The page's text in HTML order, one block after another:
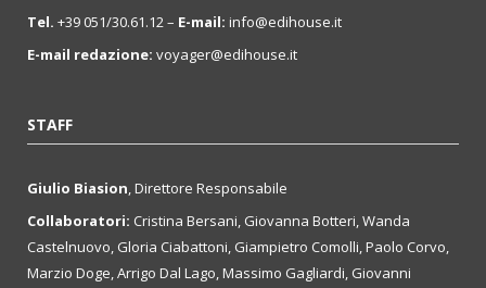
Tel. +39 051/30.61.12 – E-mail: info@edihouse.it
E-mail redazione: voyager@edihouse.it
STAFF
Giulio Biasion, Direttore Responsabile
Collaboratori: Cristina Bersani, Giovanna Botteri, Wanda
Castelnuovo, Gloria Ciabattoni, Giampietro Comolli, Paolo Corvo,
Marzio Doge, Arrigo Dal Lago, Massimo Gagliardi, Giovanni